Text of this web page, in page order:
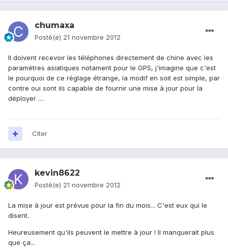
chumaxa
Posté(e) 21 novembre 2012
Il doivent recevoir les téléphones directement de chine avec les
paramètres asiatiques notament pour le GPS, j'imagine que c'est
le pourquoi de ce réglage étrange, la modif en soit est simple, par
contre oui sont ils capable de fournir une mise à jour pour la
déployer ....
Citer
kevin8622
Posté(e) 21 novembre 2012
La mise à jour est prévue pour la fin du mois... C'est eux qui le
disent.
Heureusement qu'ils peuvent le mettre à jour ! Il manquerait plus
que ça...